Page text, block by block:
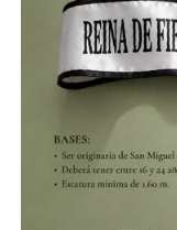
bloque afín al
regidoras
intolerantes y
parte de Zárate
debate, señalando
descalificaciones
control político y